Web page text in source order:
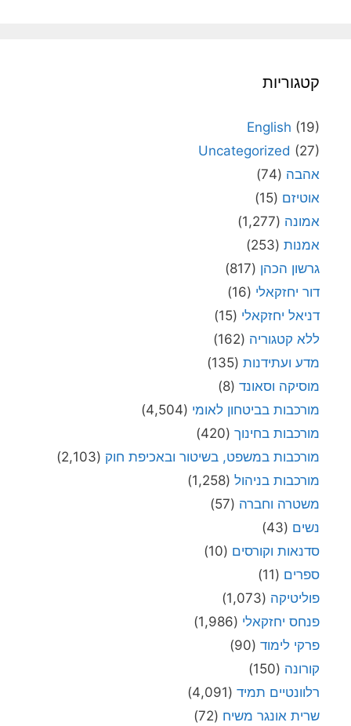
קטגוריות
English (19)
Uncategorized (27)
אהבה (74)
אוטיזם (15)
אמונה (1,277)
אמנות (253)
גרשון הכהן (817)
דור יחזקאלי (16)
דניאל יחזקאלי (15)
ללא קטגוריה (162)
מדע ועתידנות (135)
מוסיקה וסאונד (8)
מורכבות בביטחון לאומי (4,504)
מורכבות בחינוך (420)
מורכבות במשפט, בשיטור ובאכיפת חוק (2,103)
מורכבות בניהול (1,258)
משטרה וחברה (57)
נשים (43)
סדנאות וקורסים (10)
ספרים (11)
פוליטיקה (1,073)
פנחס יחזקאלי (1,986)
פרקי לימוד (90)
קורונה (150)
רלוונטיים תמיד (4,091)
שרית אונגר משיח (72)